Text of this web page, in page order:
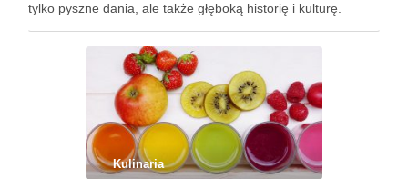
tylko pyszne dania, ale także głęboką historię i kulturę.
Goreng, każdy znajdzie coś …
Kulinaria